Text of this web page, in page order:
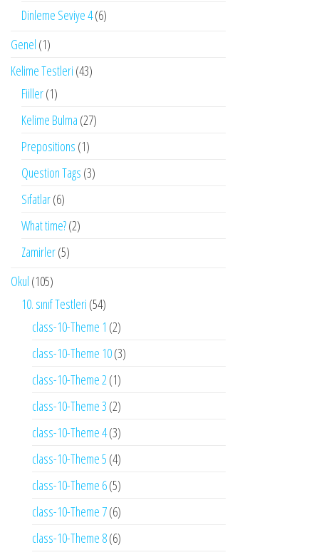
Dinleme Seviye 4(6)
Genel (1)
Kelime Testleri (43)
Fiiller(1)
Kelime Bulma (27)
Prepositions (1)
Question Tags (3)
Sıfatlar(6)
What time?(2)
Zamirler(5)
Okul (105)
10. sınıf Testleri (54)
class-10-Theme 1 (2)
class-10-Theme 10(3)
class-10-Theme 2(1)
class-10-Theme 3 (2)
class-10-Theme 4(3)
class-10-Theme 5 (4)
class-10-Theme 6(5)
class-10-Theme 7(6)
class-10-Theme 8(6)